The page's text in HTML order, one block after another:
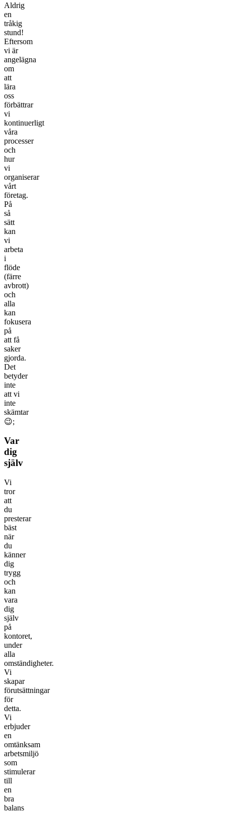
Aldrig
en
tråkig
stund!
Eftersom
vi är
angelägna
om
att
lära
oss
förbättrar
vi
kontinuerligt
våra
processer
och
hur
vi
organiserar
vårt
företag.
På
så
sätt
kan
vi
arbeta
i
flöde
(färre
avbrott)
och
alla
kan
fokusera
på
att få
saker
gjorda.
Det
betyder
inte
att vi
inte
skämtar
😉;
Var
dig
själv
Vi
tror
att
du
presterar
bäst
när
du
känner
dig
trygg
och
kan
vara
dig
själv
på
kontoret,
under
alla
omständigheter.
Vi
skapar
förutsättningar
för
detta.
Vi
erbjuder
en
omtänksam
arbetsmiljö
som
stimulerar
till
en
bra
balans